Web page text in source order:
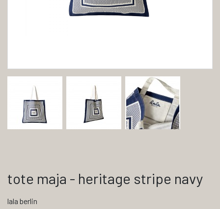
tote maja - heritage stripe navy
lala berlin